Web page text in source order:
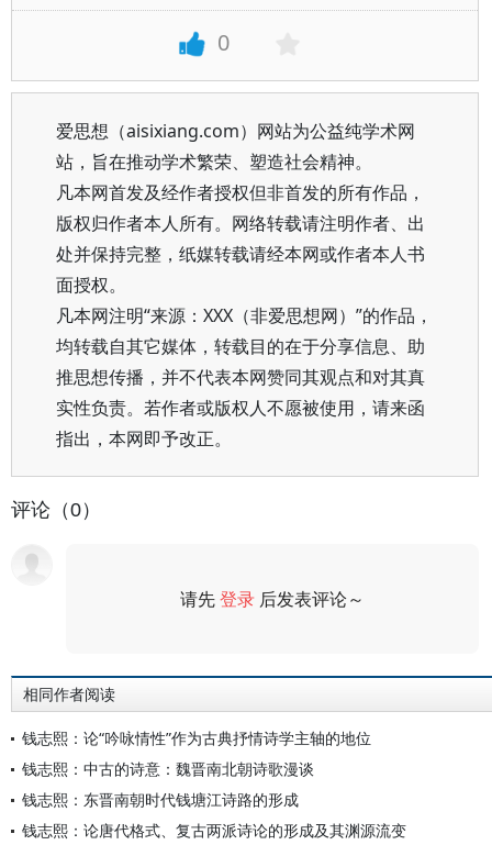
0
爱思想（aisixiang.com）网站为公益纯学术网
站，旨在推动学术繁荣、塑造社会精神。
凡本网首发及经作者授权但非首发的所有作品，
版权归作者本人所有。网络转载请注明作者、出
处并保持完整，纸媒转载请经本网或作者本人书
面授权。
凡本网注明“来源：XXX（非爱思想网）”的作品，
均转载自其它媒体，转载目的在于分享信息、助
推思想传播，并不代表本网赞同其观点和对其真
实性负责。若作者或版权人不愿被使用，请来函
指出，本网即予改正。
评论（0）
请先登录 后发表评论～
相同作者阅读
钱志熙：论“吟咏情性”作为古典抒情诗学主轴的地位
钱志熙：中古的诗意：魏晋南北朝诗歌漫谈
钱志熙：东晋南朝时代钱塘江诗路的形成
钱志熙：论唐代格式、复古两派诗论的形成及其渊源流变